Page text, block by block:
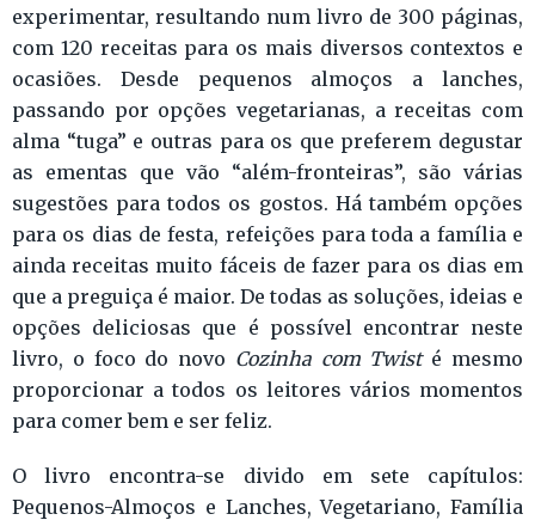
experimentar, resultando num livro de 300 páginas,
com 120 receitas para os mais diversos contextos e
ocasiões. Desde pequenos almoços a lanches,
passando por opções vegetarianas, a receitas com
alma “tuga” e outras para os que preferem degustar
as ementas que vão “além-fronteiras”, são várias
sugestões para todos os gostos. Há também opções
para os dias de festa, refeições para toda a família e
ainda receitas muito fáceis de fazer para os dias em
que a preguiça é maior. De todas as soluções, ideias e
opções deliciosas que é possível encontrar neste
livro, o foco do novo Cozinha com Twisté mesmo
proporcionar a todos os leitores vários momentos
para comer bem e ser feliz.
O livro encontra-se divido em sete capítulos:
Pequenos-Almoços e Lanches, Vegetariano, Família